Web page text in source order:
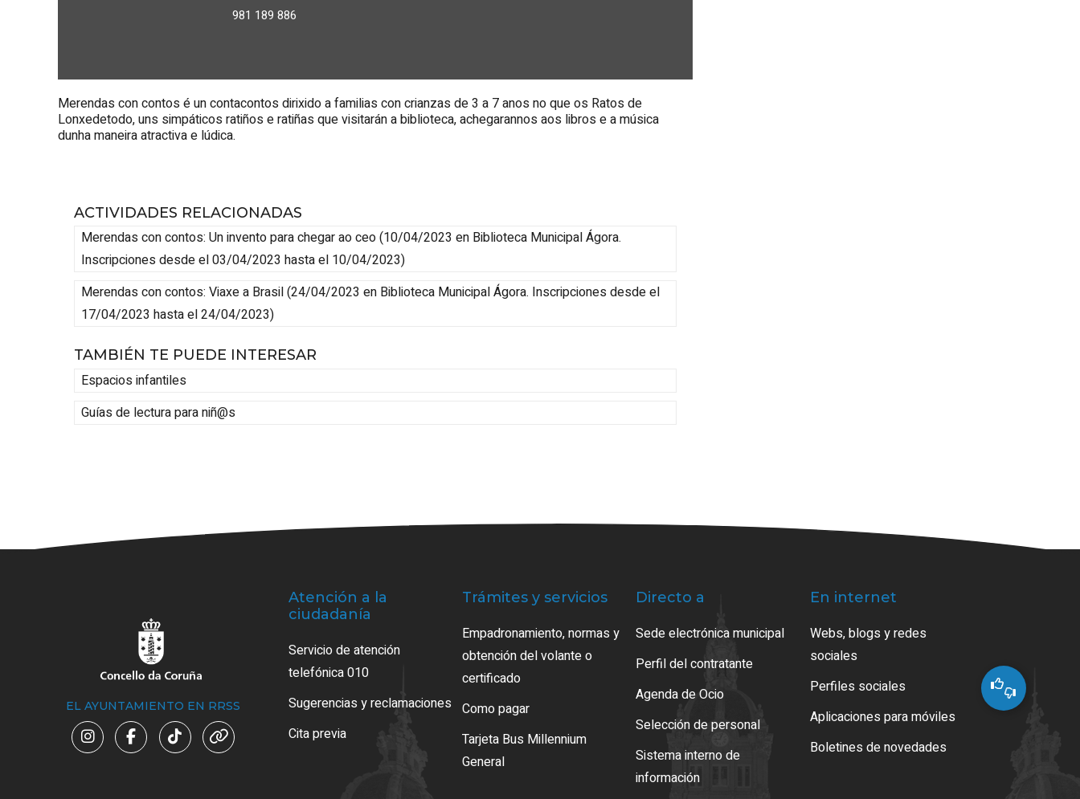
981 189 886
Merendas con contos é un contacontos dirixido a familias con crianzas de 3 a 7 anos no que os Ratos de
Lonxedetodo, uns simpáticos ratiños e ratiñas que visitarán a biblioteca, achegarannos aos libros e a música
dunha maneira atractiva e lúdica.
ACTIVIDADES RELACIONADAS
Merendas con contos: Un invento para chegar ao ceo(10/04/2023 en Biblioteca Municipal Ágora.
Inscripciones desde el 03/04/2023 hasta el 10/04/2023)
Merendas con contos: Viaxe a Brasil(24/04/2023 en Biblioteca Municipal Ágora. Inscripciones desde el
17/04/2023 hasta el 24/04/2023)
TAMBIÉN TE PUEDE INTERESAR
Espacios infantiles
Guías de lectura para niñ@s
EL AYUNTAMIENTO EN RRSS
Atención a la
ciudadanía
Servicio de atención
telefónica 010
Sugerencias y reclamaciones
Cita previa
Trámites y servicios
Empadronamiento, normas y
obtención del volante o
certificado
Como pagar
Tarjeta Bus Millennium
General
Directo a
Sede electrónica municipal
Perfil del contratante
Agenda de Ocio
Selección de personal
Sistema interno de
información
En internet
Webs, blogs y redes
sociales
Perfiles sociales
Aplicaciones para móviles
Boletines de novedades